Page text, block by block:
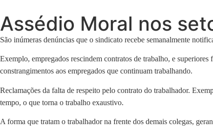
Assédio Moral nos
São inúmeras denúncias que o sindicato recebe semanalmente
Exemplo, empregados rescindem contratos de trabalho, e
constrangimentos aos empregados que continuam trabalhando.
Reclamações da falta de respeito pelo contrato do trabalhador.
tempo, o que torna o trabalho exaustivo.
A forma que tratam o trabalhador na frente dos demais colegas,